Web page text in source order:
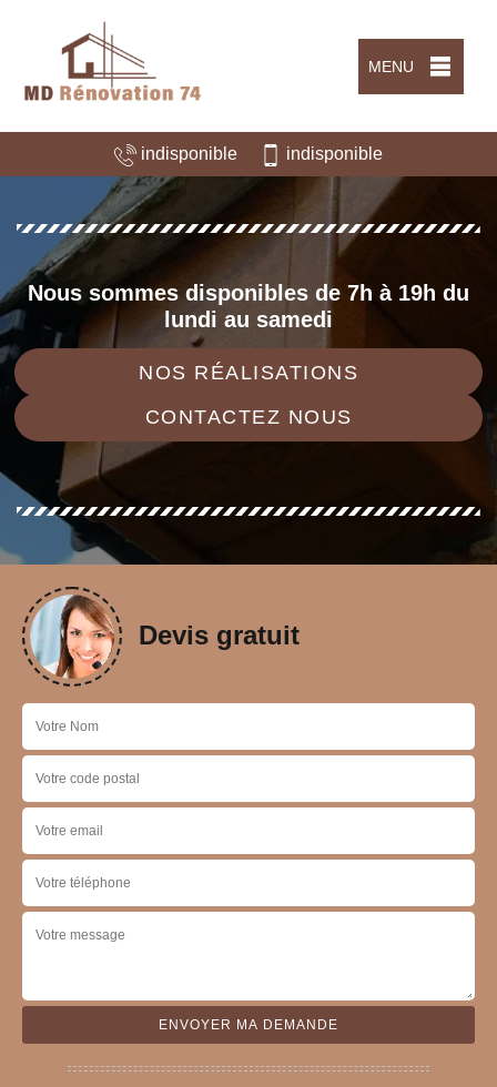
MENU
indisponible indisponible
Nous sommes disponibles de 7h à 19h du
lundi au samedi
NOS RÉALISATIONS
CONTACTEZ NOUS
Devis gratuit